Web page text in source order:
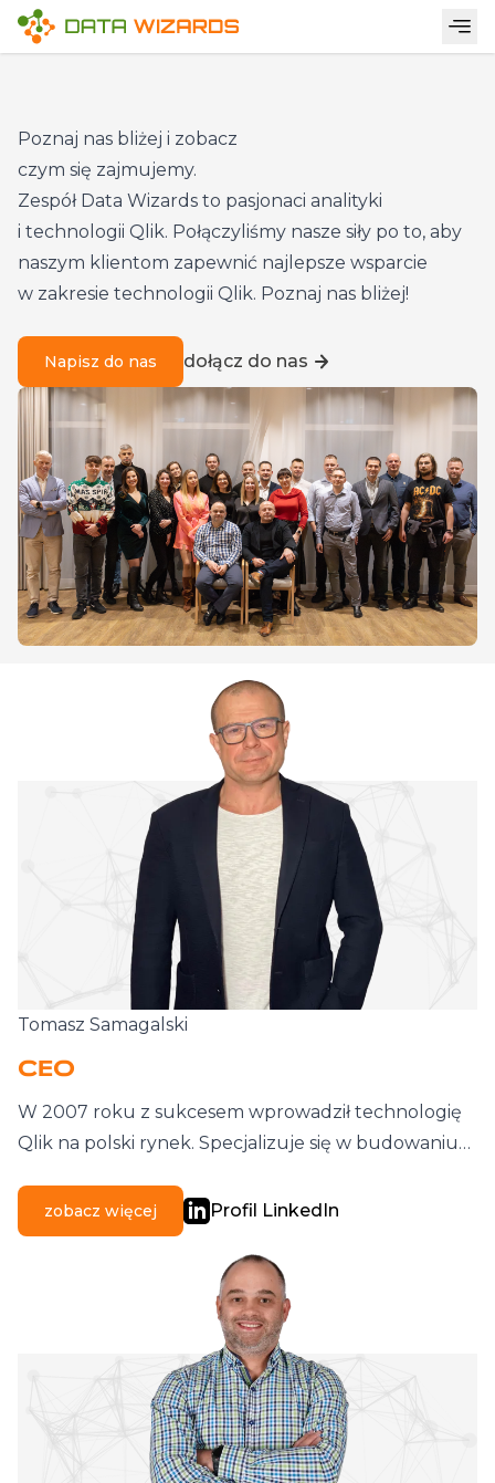
Poznaj nas bliżej i zobacz
czym się zajmujemy.
Zespół Data Wizards to pasjonaci analityki
i technologii Qlik. Połączyliśmy nasze siły po to, aby
naszym klientom zapewnić najlepsze wsparcie
w zakresie technologii Qlik. Poznaj nas bliżej!
Napisz do nas dołącz do nas
Tomasz Samagalski
CEO
W 2007 roku z sukcesem wprowadził technologię
Qlik na polski rynek. Specjalizuje się w budowaniu…
zobacz więcej Profil LinkedIn